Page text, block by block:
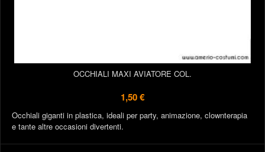
OCCHIALI MAXI AVIATORE COL.
1,50 €
Occhiali giganti in plastica, ideali per party, animazione, clownterapia
e tante altre occasioni divertenti.